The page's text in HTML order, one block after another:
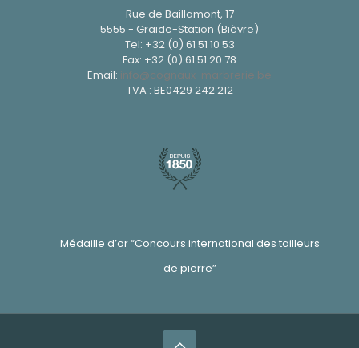
Rue de Baillamont, 17
5555 - Graide-Station (Bièvre)
Tel: +32 (0) 61 51 10 53
Fax: +32 (0) 61 51 20 78
Email: info@cognaux-marbrerie.be
TVA : BE0429 242 212
Médaille d’or “Concours international des tailleurs
de pierre”